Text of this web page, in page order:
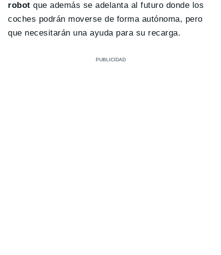
robot que además se adelanta al futuro donde los
coches podrán moverse de forma autónoma, pero
que necesitarán una ayuda para su recarga.